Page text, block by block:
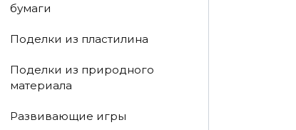
бумаги
Поделки из пластилина
Поделки из природного
материала
Развивающие игры